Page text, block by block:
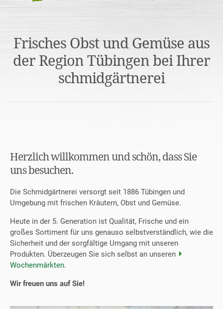
Frisches Obst und Gemüse aus
der Region Tübingen bei Ihrer
schmidgärtnerei
Herzlich willkommen und schön, dass Sie
uns besuchen.
Die Schmidgärtnerei versorgt seit 1886 Tübingen und
Umgebung mit frischen Kräutern, Obst und Gemüse.
Heute in der 5. Generation ist Qualität, Frische und ein
großes Sortiment für uns genauso selbstverständlich, wie die
Sicherheit und der sorgfältige Umgang mit unseren
Produkten. Überzeugen Sie sich selbst an unseren
Wochenmärkten.
Wir freuen uns auf Sie!